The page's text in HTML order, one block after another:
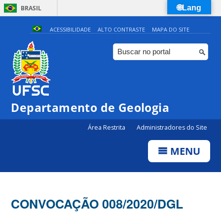
BRASIL
Simplifique!
Comunica BR
Participe
Canais
ACESSIBILIDADE ALTO CONTRASTE MAPA DO SITE
Departamento de Geologia
Área Restrita Administradores do Site
MENU
CONVOCAÇÃO 008/2020/DGL
🌐Lang